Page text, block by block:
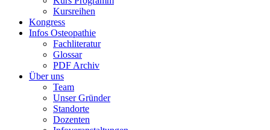
Kursreihen
Kongress
Infos Osteopathie
Fachliteratur
Glossar
PDF Archiv
Über uns
Team
Unser Gründer
Standorte
Dozenten